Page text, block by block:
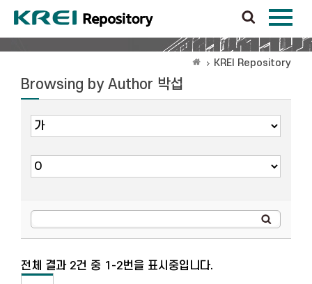
KREI Repository
Browsing by Author 박섭
전체 결과 2건 중 1-2번을 표시중입니다.